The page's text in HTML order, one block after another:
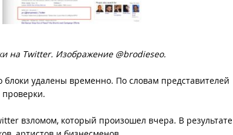
на Twitter. Изображение @brodieseo.
удалены временно. По словам представителей
взломом, который произошел вчера. В результате